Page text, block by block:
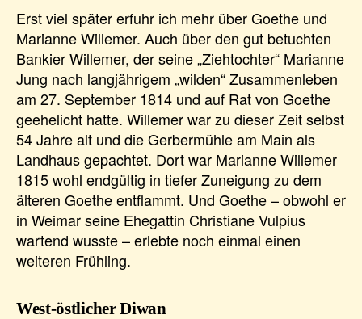
Erst viel später erfuhr ich mehr über Goethe und
Marianne Willemer. Auch über den gut betuchten
Bankier Willemer, der seine „Ziehtochter“ Marianne
Jung nach langjährigem „wilden“ Zusammenleben
am 27. September 1814 und auf Rat von Goethe
geehelicht hatte. Willemer war zu dieser Zeit selbst
54 Jahre alt und die Gerbermühle am Main als
Landhaus gepachtet. Dort war Marianne Willemer
1815 wohl endgültig in tiefer Zuneigung zu dem
älteren Goethe entflammt. Und Goethe – obwohl er
in Weimar seine Ehegattin Christiane Vulpius
wartend wusste – erlebte noch einmal einen
weiteren Frühling.
West-östlicher Diwan